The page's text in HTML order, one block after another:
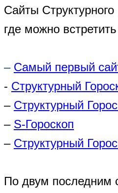
Сайты
где можно
– Самый первый
- Структурный
– Структурный
– S-Гороскоп
– Структурный
По двум последним